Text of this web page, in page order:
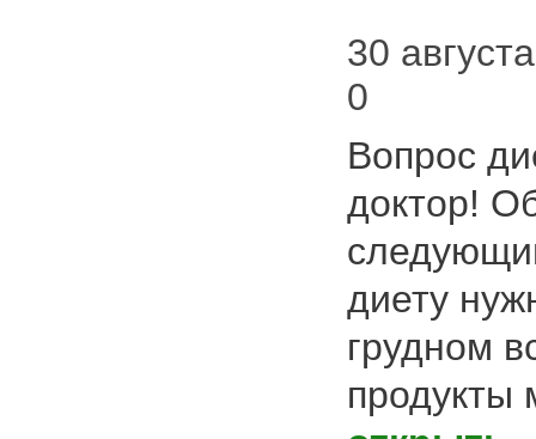
30
0
Вопрос
доктор!
диету
грудном
продукты